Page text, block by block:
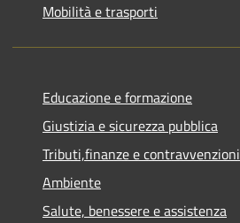
Mobilità e trasporti
Educazione e formazione
Giustizia e sicurezza pubblica
Tributi,finanze e contravvenzioni
Ambiente
Salute, benessere e assistenza